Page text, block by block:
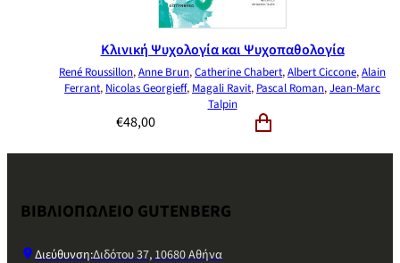
Κλινική Ψυχολογία και Ψυχοπαθολογία
René Roussillon,Anne Brun,Catherine Chabert,Albert Ciccone,Alain
Ferrant, Nicolas Georgieff, Magali Ravit, Pascal Roman,Jean-Marc
Talpin
€48,00
ΒΙΒΛΙΟΠΩΛΕΙΟ GUTENBERG
Διεύθυνση:Διδότου 37, 10680 Αθήνα